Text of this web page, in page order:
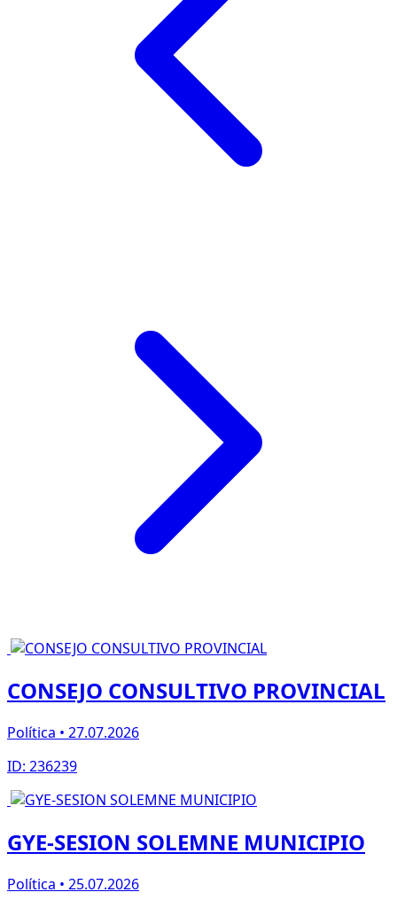
CONSEJO CONSULTIVO PROVINCIAL
Política • 27.07.2026
ID: 236239
GYE-SESION SOLEMNE MUNICIPIO
Política • 25.07.2026